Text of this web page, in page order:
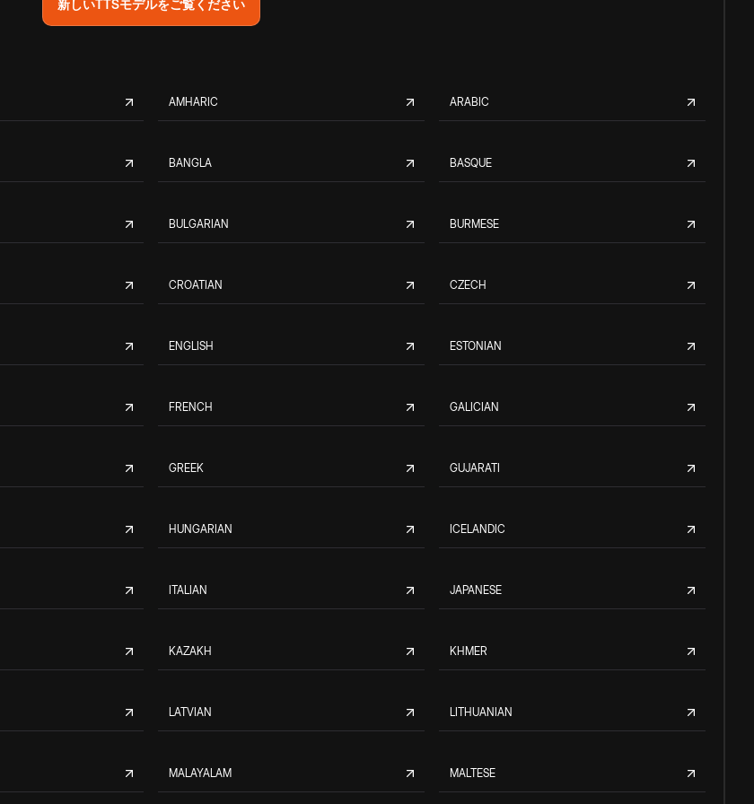
新しいTTSモデルをご覧ください
AMHARIC ARABIC
BANGLA BASQUE
BULGARIAN BURMESE
CROATIAN CZECH
ENGLISH ESTONIAN
FRENCH GALICIAN
GREEK GUJARATI
HUNGARIAN ICELANDIC
ITALIAN JAPANESE
KAZAKH KHMER
LATVIAN LITHUANIAN
MALAYALAM MALTESE